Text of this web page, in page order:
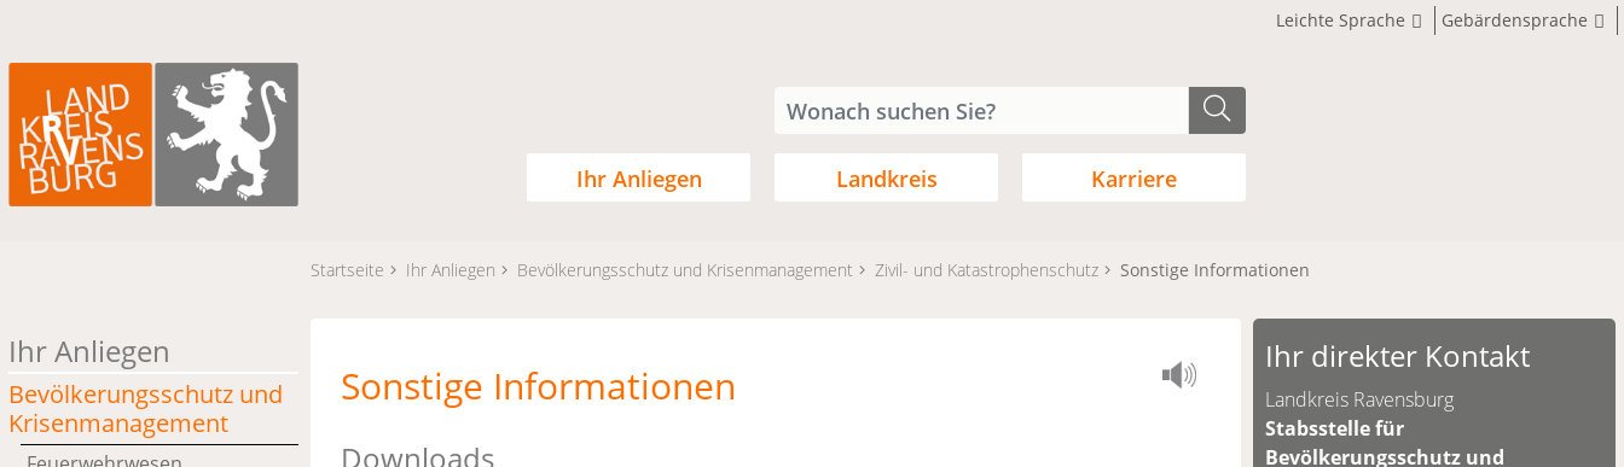
Leichte Sprache Gebärdensprache
Ihr Anliegen Landkreis Karriere
Startseite Ihr Anliegen Bevölkerungsschutz und Krisenmanagement Zivil- und Katastrophenschutz Sonstige Informationen
Ihr Anliegen
Bevölkerungsschutz und
Krisenmanagement
Sonstige Informationen
Downloads
Ihr direkter Kontakt
Landkreis Ravensburg
Stabsstelle für
Bevölkerungsschutz und